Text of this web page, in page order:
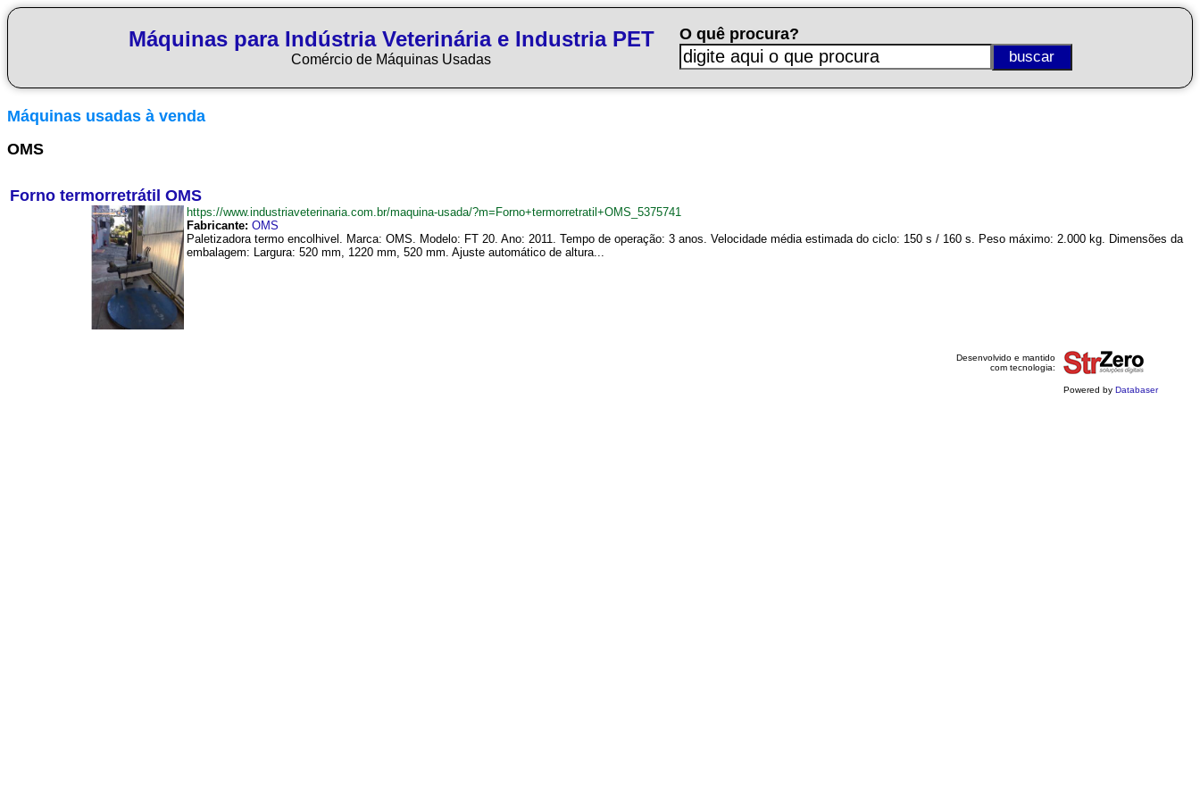
Máquinas para Indústria Veterinária e Industria PET
Comércio de Máquinas Usadas
O quê procura?
Máquinas usadas à venda
OMS
Forno termorretrátil OMS
https://www.industriaveterinaria.com.br/maquina-usada/?m=Forno+termorretratil+OMS_5375741
Fabricante: OMS
Paletizadora termo encolhivel. Marca: OMS. Modelo: FT 20. Ano: 2011. Tempo de operação: 3 anos. Velocidade média estimada do ciclo: 150 s / 160 s. Peso máximo: 2.000 kg. Dimensões da
embalagem: Largura: 520 mm, 1220 mm, 520 mm. Ajuste automático de altura...
Desenvolvido e mantido
com tecnologia:
Powered by Databaser